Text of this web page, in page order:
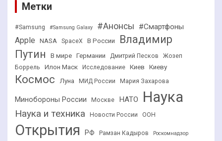
Метки
#Samsung #Samsung Galaxy #Анонсы #Смартфоны
Apple NASA SpaceX В России
Владимир
Путин
В мире Германии Дмитрий Песков
Жозеп
Боррель
Илон Маск Исследование Киев Киеву
Космос Луна МИД России Мария Захарова
Минобороны России Москве НАТО Наука
Наука и техника Новости России ООН
Открытия РФ Рамзан Кадыров Роскомнадзор